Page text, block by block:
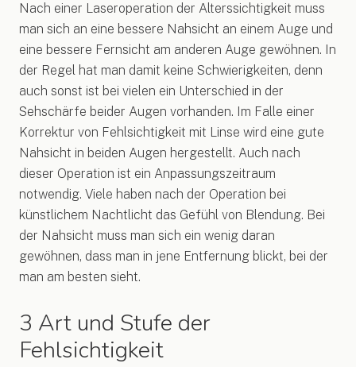
Nach einer Laseroperation der Alterssichtigkeit muss
man sich an eine bessere Nahsicht an einem Auge und
eine bessere Fernsicht am anderen Auge gewöhnen. In
der Regel hat man damit keine Schwierigkeiten, denn
auch sonst ist bei vielen ein Unterschied in der
Sehschärfe beider Augen vorhanden. Im Falle einer
Korrektur von Fehlsichtigkeit mit Linse wird eine gute
Nahsicht in beiden Augen hergestellt. Auch nach
dieser Operation ist ein Anpassungszeitraum
notwendig. Viele haben nach der Operation bei
künstlichem Nachtlicht das Gefühl von Blendung. Bei
der Nahsicht muss man sich ein wenig daran
gewöhnen, dass man in jene Entfernung blickt, bei der
man am besten sieht.
3 Art und Stufe der
Fehlsichtigkeit